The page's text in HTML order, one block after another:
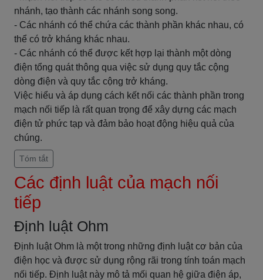
nhánh, tạo thành các nhánh song song.
- Các nhánh có thể chứa các thành phần khác nhau, có
thể có trở kháng khác nhau.
- Các nhánh có thể được kết hợp lại thành một dòng
điện tổng quát thông qua việc sử dụng quy tắc cộng
dòng điện và quy tắc cộng trở kháng.
Việc hiểu và áp dụng cách kết nối các thành phần trong
mạch nối tiếp là rất quan trọng để xây dựng các mạch
điện tử phức tạp và đảm bảo hoạt động hiệu quả của
chúng.
Tóm tắt
Các định luật của mạch nối
tiếp
Định luật Ohm
Định luật Ohm là một trong những định luật cơ bản của
điện học và được sử dụng rộng rãi trong tính toán mạch
nối tiếp. Định luật này mô tả mối quan hệ giữa điện áp,